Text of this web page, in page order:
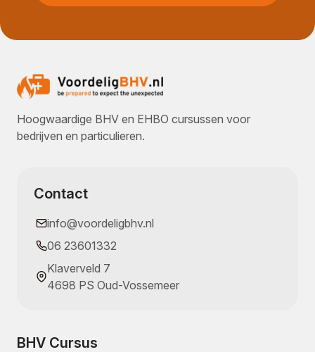
Hoogwaardige BHV en EHBO cursussen voor
bedrijven en particulieren.
Contact
info@voordeligbhv.nl
06 23601332
Klaverveld 7
4698 PS Oud-Vossemeer
BHV Cursus